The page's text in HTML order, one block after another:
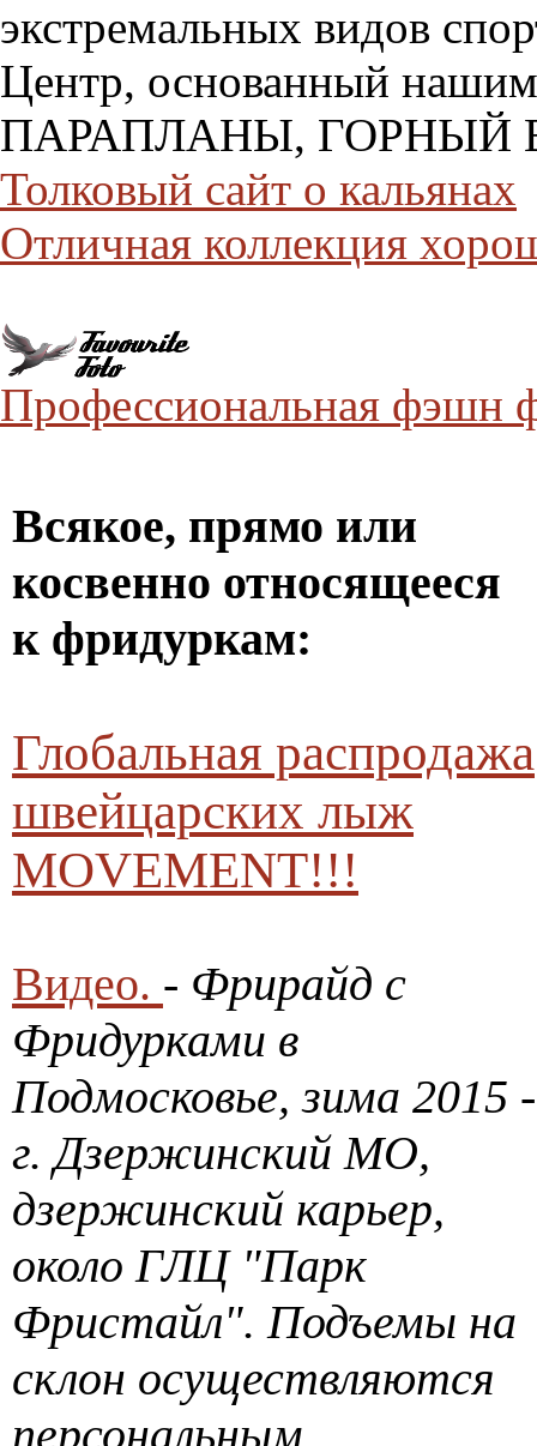
экстремальных видов
Центр, основанный нашим
ПАРАПЛАНЫ, ГОРНЫЙ
Толковый сайт о кальянах
Отличная коллекция
Профессиональная фэшн
Всякое, прямо или
косвенно относящееся
к фридуркам:
Глобальная распродажа
швейцарских лыж
MOVEMENT!!!
Видео. - Фрирайд с
Фридурками в
Подмосковье, зима 2015 -
г. Дзержинский МО,
дзержинский карьер,
около ГЛЦ "Парк
Фристайл". Подъемы на
склон осуществляются
персональным